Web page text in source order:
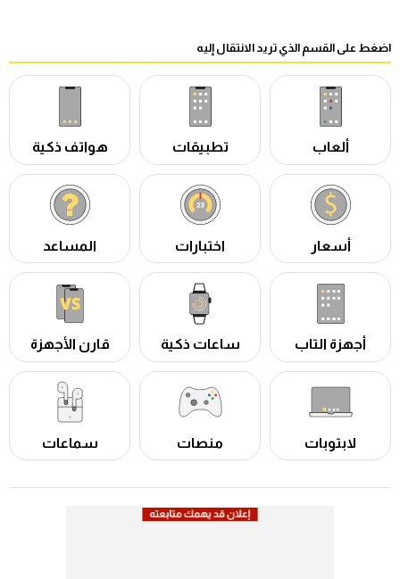
اضغط على القسم الذي تريد الانتقال إليه
ألعاب تطبيقات هواتف ذكية
أسعار اختبارات المساعد
أجهزة التاب ساعات ذكية قارن الأجهزة
لابتوبات منصات سماعات